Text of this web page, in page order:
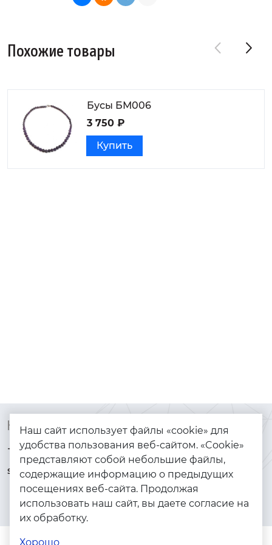
Похожие товары
Бусы БМ006
3 750 ₽
Купить
Контакты
+7 (925) 144-64-73
serebryanyye.grani@mail.ru
Каталог
Браслеты
Золото
Серебро
Наш сайт использует файлы «cookie» для
удобства пользования веб-сайтом. «Cookie»
представляют собой небольшие файлы,
содержащие информацию о предыдущих
посещениях веб-сайта. Продолжая
использовать наш сайт, вы даете согласие на
их обработку.
Хорошо